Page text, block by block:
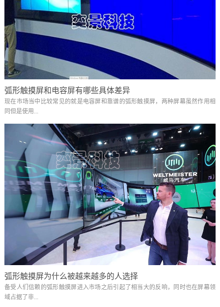
弧形触摸屏和电容屏有哪些具体差异
现在市场当中比较常见的就是电容屏和靠谱的弧形触摸屏，两种屏幕虽然作用相
同但是使用...
弧形触摸屏为什么被越来越多的人选择
备受人们信赖的弧形触摸屏进入市场之后引起了相当大的反响，同时也在屏幕领
域占据了非...